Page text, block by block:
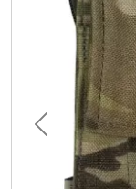
Previous